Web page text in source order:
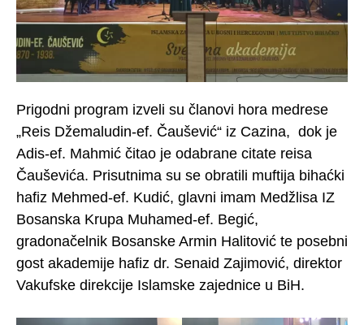
Prigodni program izveli su članovi hora medrese
„Reis Džemaludin-ef. Čaušević“ iz Cazina, dok je
Adis-ef. Mahmić čitao je odabrane citate reisa
Čauševića. Prisutnima su se obratili muftija bihaćki
hafiz Mehmed-ef. Kudić, glavni imam Medžlisa IZ
Bosanska Krupa Muhamed-ef. Begić,
gradonačelnik Bosanske Armin Halitović te posebni
gost akademije hafiz dr. Senaid Zajimović, direktor
Vakufske direkcije Islamske zajednice u BiH.